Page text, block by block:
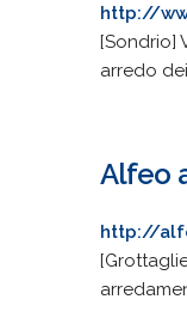
http://
[Sondrio]
arredo
Alfeo
http://